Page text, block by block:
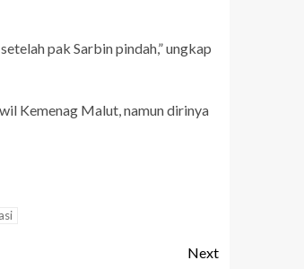
pak Sarbin pindah,” ungkap
Kemenag Malut, namun dirinya
Next